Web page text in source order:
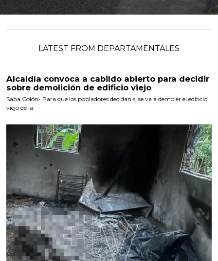
LATEST FROM DEPARTAMENTALES
Alcaldía convoca a cabildo abierto para decidir
sobre demolición de edificio viejo
Saba,Colón- Para que los pobladores decidan si se va a demoler el edificio
viejo de la